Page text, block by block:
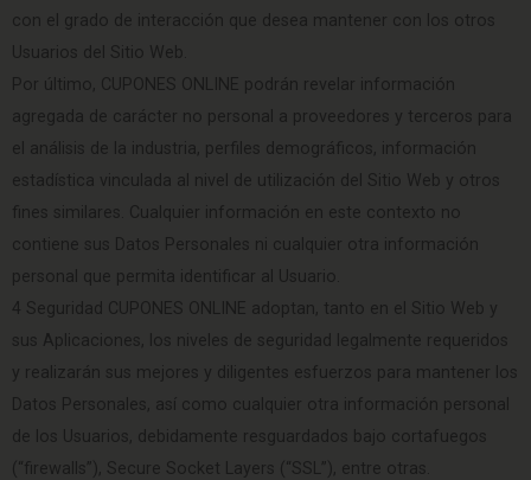
con el grado de interacción que desea mantener con los otros
Usuarios del Sitio Web.
Por último, CUPONES ONLINE podrán revelar información
agregada de carácter no personal a proveedores y terceros para
el análisis de la industria, perfiles demográficos, información
estadística vinculada al nivel de utilización del Sitio Web y otros
fines similares. Cualquier información en este contexto no
contiene sus Datos Personales ni cualquier otra información
personal que permita identificar al Usuario.
4 Seguridad CUPONES ONLINE adoptan, tanto en el Sitio Web y
sus Aplicaciones, los niveles de seguridad legalmente requeridos
y realizarán sus mejores y diligentes esfuerzos para mantener los
Datos Personales, así como cualquier otra información personal
de los Usuarios, debidamente resguardados bajo cortafuegos
(“firewalls”), Secure Socket Layers (“SSL”), entre otras.